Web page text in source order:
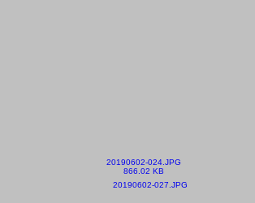
20190602-024.JPG
866.02 KB